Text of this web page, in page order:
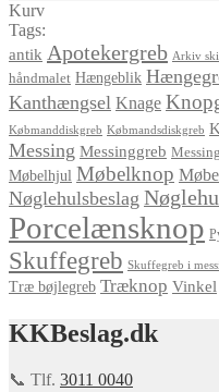
Kurv
Tags:
antik Apotekergreb Arkiv
håndmalet Hængeblik
Kanthængsel Knage
Købmanddiskgreb Købmandsdiskgreb
Messing Messinggreb
Møbelhjul Møbelknop
Nøglehulsbeslag
Porcelænsknop
Skuffegreb Skuffegreb i
Træ bøjlegreb Træknop Vinkel
KKBeslag.dk
📞 Tlf. 3011 0040